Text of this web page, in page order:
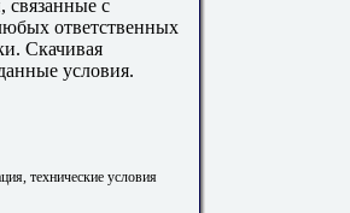
связанные с
ответственных
Скачивая
условия.
технические условия